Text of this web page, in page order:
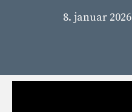
8. januar 2026